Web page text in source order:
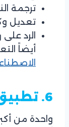
ترجمة
تعديل
الرد
أيضاً
6. تطبيق
واحدة من